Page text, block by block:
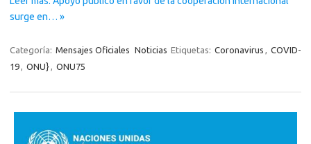
surge en… »
Categoría: Mensajes Oficiales Noticias Etiquetas: Coronavirus , COVID-
19, ONU}, ONU75